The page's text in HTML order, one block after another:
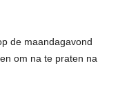
de maandagavond
om na te praten na